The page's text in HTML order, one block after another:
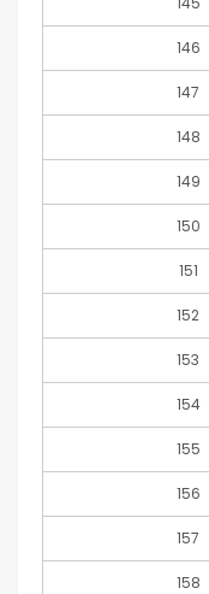
146
147
148
149
150
151
152
153
154
155
156
157
158